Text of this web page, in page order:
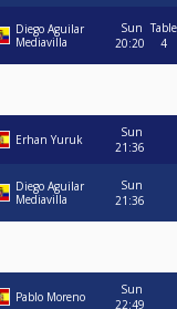
Diego Aguilar
Mediavilla
Sun
20:20
Table
4
Erhan Yuruk
Sun
21:36
Diego Aguilar
Mediavilla
Sun
21:36
Pablo Moreno
Sun
22:49